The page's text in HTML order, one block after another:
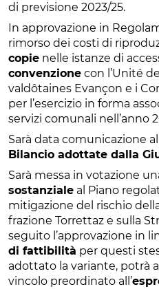
di previsione 2023/25.
In approvazione in
rimorso dei costi di
copie nelle istanze di
convenzione con l’Unité
valdôtaines Evançon e i
per l’esercizio in forma
servizi comunali nell’anno
Sarà data comunicazione
Bilancio adottate dalla
Sarà messa in votazione
sostanziale al Piano
mitigazione del rischio
frazione Torrettaz e sulla
seguito l’approvazione in
di fattibilità per questi
adottato la variante, potrà
vincolo preordinato all’